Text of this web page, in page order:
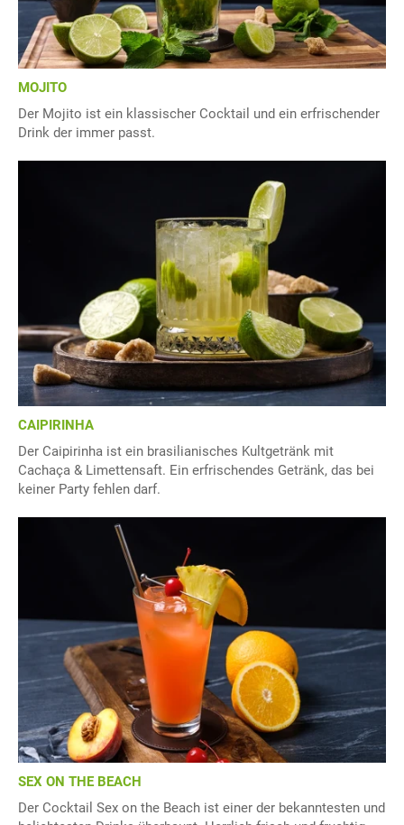
MOJITO
Der Mojito ist ein klassischer Cocktail und ein erfrischender
Drink der immer passt.
CAIPIRINHA
Der Caipirinha ist ein brasilianisches Kultgetränk mit
Cachaça & Limettensaft. Ein erfrischendes Getränk, das bei
keiner Party fehlen darf.
SEX ON THE BEACH
Der Cocktail Sex on the Beach ist einer der bekanntesten und